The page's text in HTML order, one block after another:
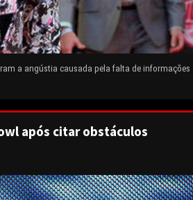
a angústia causada pela falta de informações
após citar obstáculos